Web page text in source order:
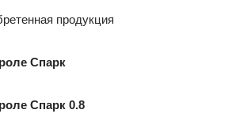
продукция
Спарк
Спарк 0.8